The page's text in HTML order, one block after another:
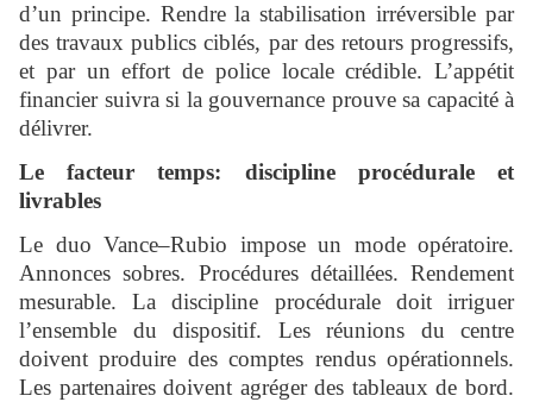
d’un principe. Rendre la stabilisation irréversible par
des travaux publics ciblés, par des retours progressifs,
et par un effort de police locale crédible. L’appétit
financier suivra si la gouvernance prouve sa capacité à
délivrer.
Le facteur temps: discipline procédurale et
livrables
Le duo Vance–Rubio impose un mode opératoire.
Annonces sobres. Procédures détaillées. Rendement
mesurable. La discipline procédurale doit irriguer
l’ensemble du dispositif. Les réunions du centre
doivent produire des comptes rendus opérationnels.
Les partenaires doivent agréger des tableaux de bord.